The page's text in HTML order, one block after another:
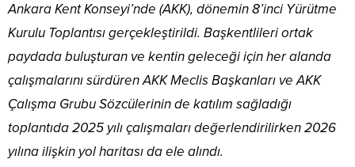
Ankara Kent Konseyi’nde (AKK), dönemin 8’inci Yürütme
Kurulu Toplantısı gerçekleştirildi. Başkentlileri ortak
paydada buluşturan ve kentin geleceği için her alanda
çalışmalarını sürdüren AKK Meclis Başkanları ve AKK
Çalışma Grubu Sözcülerinin de katılım sağladığı
toplantıda 2025 yılı çalışmaları değerlendirilirken 2026
yılına ilişkin yol haritası da ele alındı.